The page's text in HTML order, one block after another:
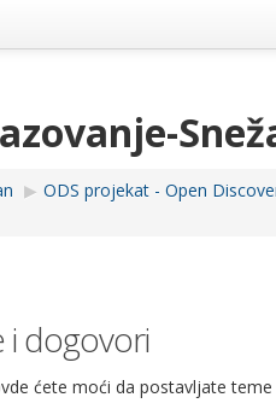
▶︎ ODS projekat - Open
i dogovori
ćete moći da postavljate